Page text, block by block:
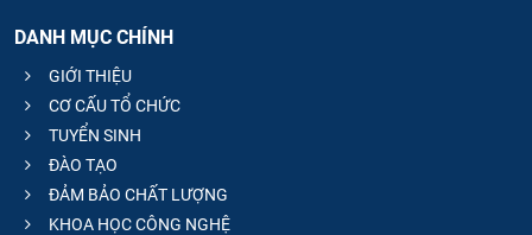
DANH MỤC CHÍNH
GIỚI THIỆU
CƠ CẤU TỔ CHỨC
TUYỂN SINH
ĐÀO TẠO
ĐẢM BẢO CHẤT LƯỢNG
KHOA HỌC CÔNG NGHỆ